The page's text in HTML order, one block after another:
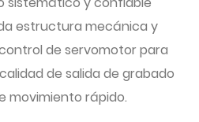
estructura mecánica y
de servomotor para
de salida de grabado
movimiento rápido.